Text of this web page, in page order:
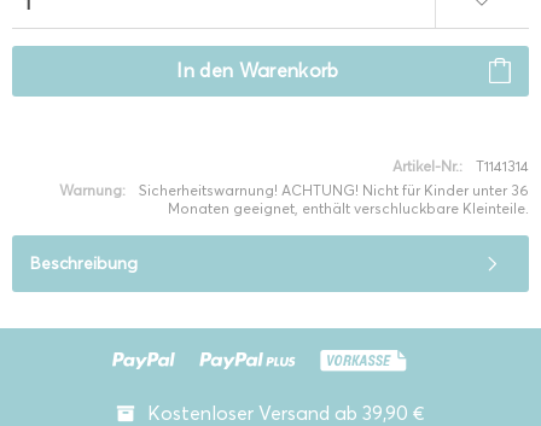
In den Warenkorb
Artikel-Nr.:
T1141314
Warnung:
Sicherheitswarnung! ACHTUNG! Nicht für Kinder unter 36
Monaten geeignet, enthält verschluckbare Kleinteile.
Beschreibung
Kostenloser Versand ab 39,90 €